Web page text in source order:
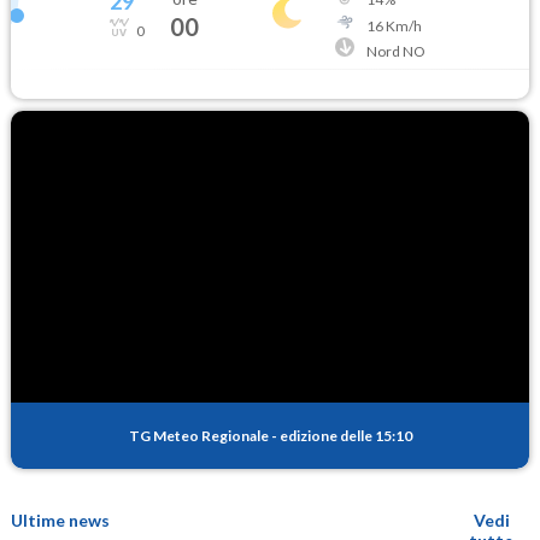
0 00
16Km/h
Nord NO
TG Meteo Regionale - edizione delle 15:10
Ultime news
Vedi